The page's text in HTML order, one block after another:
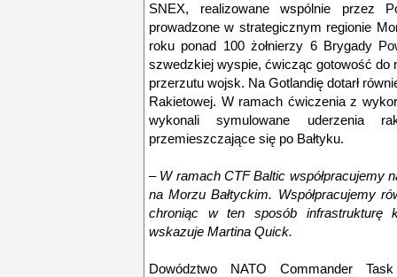
SNEX, realizowane wspólnie przez
prowadzone w strategicznym regionie
roku ponad 100 żołnierzy 6 Brygady
szwedzkiej wyspie, ćwicząc gotowość do
przerzutu wojsk. Na Gotlandię dotarł
Rakietowej. W ramach ćwiczenia z
wykonali symulowane uderzenia
przemieszczające się po Bałtyku.
– W ramach CTF Baltic współpracujemy
na Morzu Bałtyckim. Współpracujemy
chroniąc w ten sposób infrastrukturę
wskazuje Martina Quick.
Dowództwo NATO Commander